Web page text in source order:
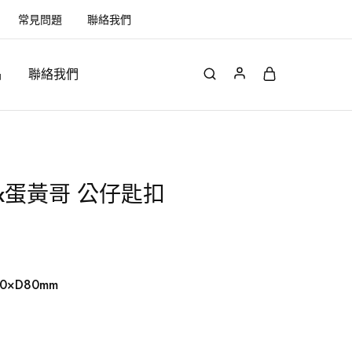
常見問題 聯絡我們
聯絡我們
黃哥 公仔匙扣